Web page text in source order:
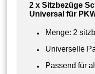
2 x Sitzbezüge
Universal für
Menge: 2
Universelle
Passend für